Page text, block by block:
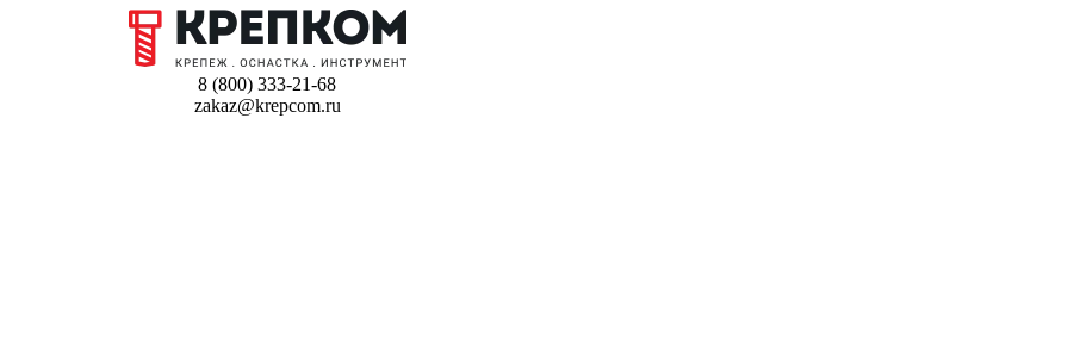
8 (800) 333-21-68
zakaz@krepcom.ru